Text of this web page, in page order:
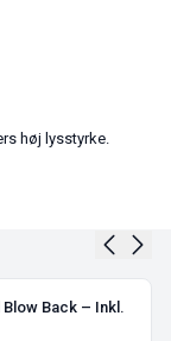
høj lysstyrke.
Blow Back – Inkl.